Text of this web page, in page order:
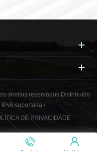
direitos reservados. Distribuído
IPv6 suportada /
DE PRIVACIDADE